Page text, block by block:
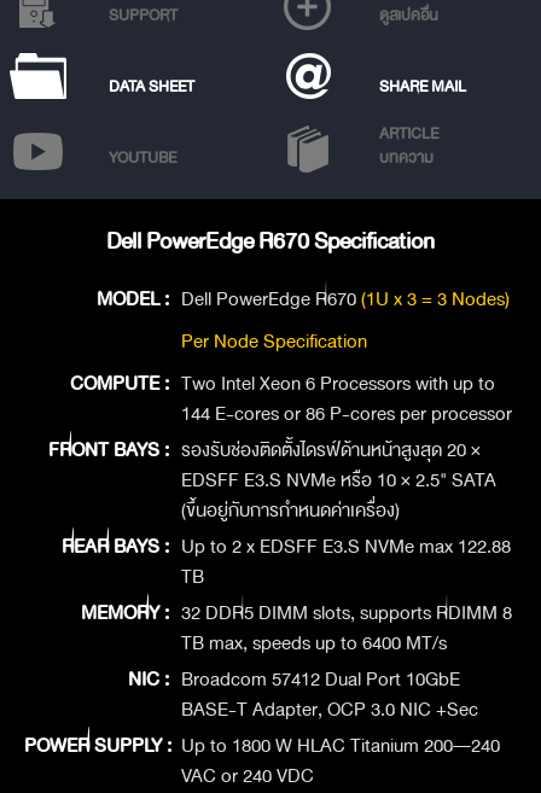
SUPPORT
ดูสเปคอื่น
DATA SHEET SHARE MAIL
YOUTUBE
ARTICLE
บทความ
Dell PowerEdge R670 Specification
MODEL : Dell PowerEdge R670(1U x 3 = 3 Nodes)
Per Node Specification
COMPUTE : Two Intel Xeon 6 Processors with up to
144 E-cores or 86 P-cores per processor
FRONT BAYS : รองรับช่องติดตั้งไดรฟ์ด้านหน้าสูงสุด 20 ×
EDSFF E3.S NVMe หรือ 10 × 2.5" SATA
(ขึ้นอยู่กับการกำหนดค่าเครื่อง)
REAR BAYS : Up to 2 x EDSFF E3.S NVMe max 122.88
TB
MEMORY : 32 DDR5 DIMM slots, supports RDIMM 8
TB max, speeds up to 6400 MT/s
NIC : Broadcom 57412 Dual Port 10GbE
BASE-T Adapter, OCP 3.0 NIC +Sec
POWER SUPPLY : Up to 1800 W HLAC Titanium 200—240
VAC or 240 VDC